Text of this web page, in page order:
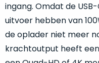
ingang. Omdat de
uitvoer hebben van
de oplader niet meer
krachtoutput heeft
Dit
product
is
een
customer
Onze
favoriet